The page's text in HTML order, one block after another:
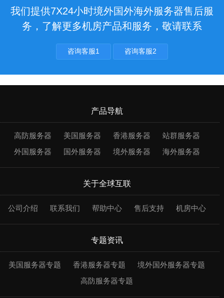
我们提供7X24小时境外国外海外服务器售后服
务，了解更多机房产品和服务，敬请联系
咨询客服1 咨询客服2
产品导航
高防服务器 美国服务器 香港服务器
站群服务器
外国服务器
国外服务器 境外服务器 海外服务器
关于全球互联
公司介绍 联系我们 帮助中心 售后支持 机房中心
专题资讯
美国服务器专题 香港服务器专题
境外国外服务器专题
高防服务器专题